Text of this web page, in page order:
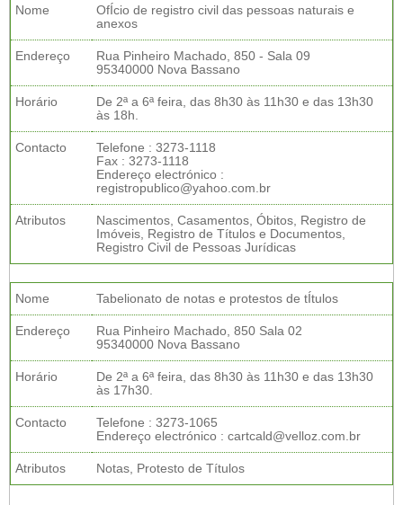
Nome
OfÍcio de registro civil das pessoas naturais e
anexos
Endereço
Rua Pinheiro Machado, 850 - Sala 09
95340000 Nova Bassano
Horário
De 2ª a 6ª feira, das 8h30 às 11h30 e das 13h30
às 18h.
Contacto
Telefone : 3273-1118
Fax : 3273-1118
Endereço electrónico :
registropublico@yahoo.com.br
Atributos
Nascimentos, Casamentos, Óbitos, Registro de
Imóveis, Registro de Títulos e Documentos,
Registro Civil de Pessoas Jurídicas
Nome Tabelionato de notas e protestos de tÍtulos
Endereço
Rua Pinheiro Machado, 850 Sala 02
95340000 Nova Bassano
Horário
De 2ª a 6ª feira, das 8h30 às 11h30 e das 13h30
às 17h30.
Contacto
Telefone : 3273-1065
Endereço electrónico : cartcald@velloz.com.br
Atributos Notas, Protesto de Títulos